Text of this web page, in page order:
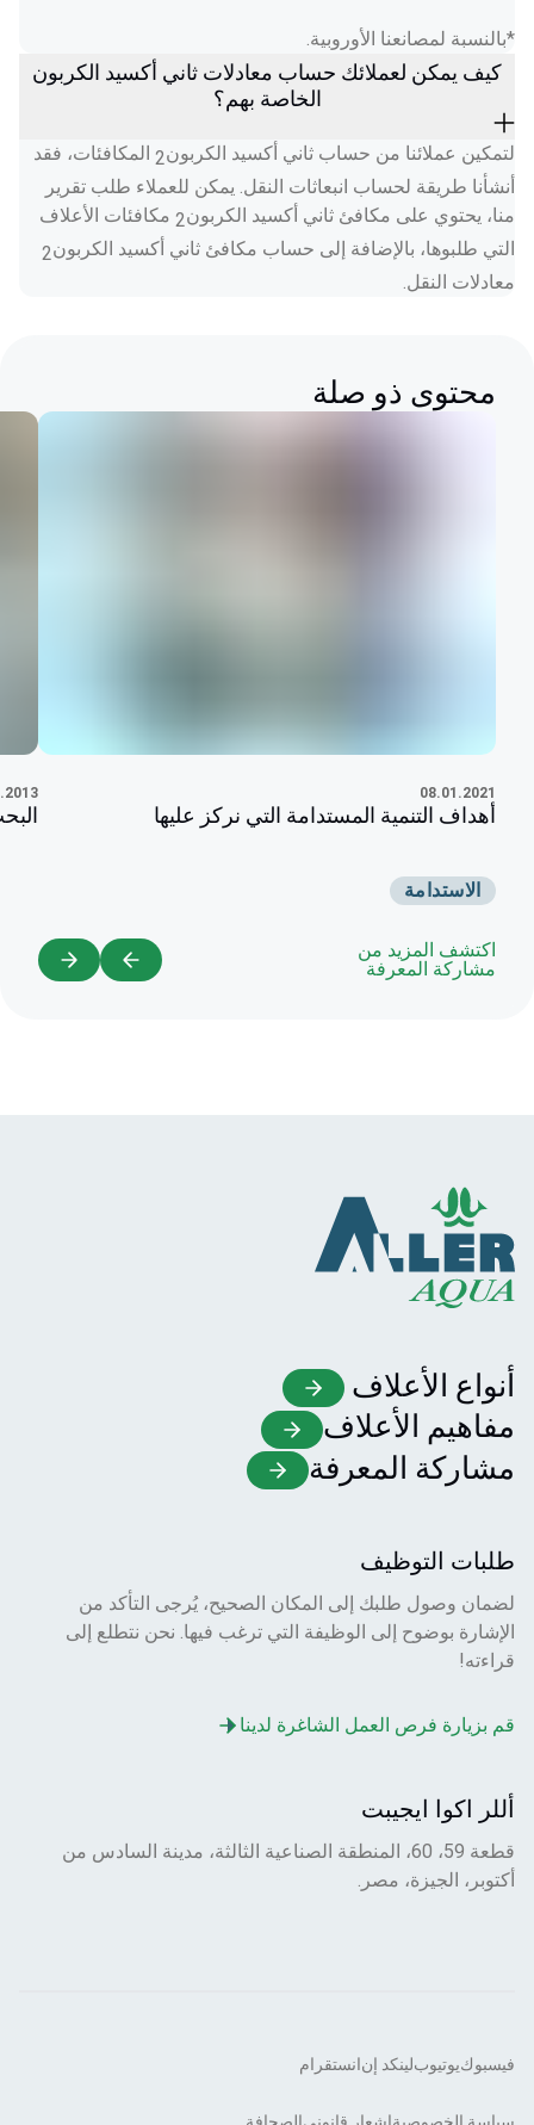
*بالنسبة لمصانعنا الأوروبية.
كيف يمكن لعملائك حساب معادلات ثاني أكسيد الكربون
الخاصة بهم؟
لتمكين عملائنا من حساب ثاني أكسيد الكربون2 المكافئات، فقد
أنشأنا طريقة لحساب انبعاثات النقل. يمكن للعملاء طلب تقرير
منا، يحتوي على مكافئ ثاني أكسيد الكربون2 مكافئات الأعلاف
التي طلبوها، بالإضافة إلى حساب مكافئ ثاني أكسيد الكربون2
معادلات النقل.
محتوى ذو صلة
08.01.2021
أهداف التنمية المستدامة التي نركز عليها
الاستدامة
اكتشف المزيد من
مشاركة المعرفة
أنواع الأعلاف
مفاهيم الأعلاف
مشاركة المعرفة
طلبات التوظيف
لضمان وصول طلبك إلى المكان الصحيح، يُرجى التأكد من
الإشارة بوضوح إلى الوظيفة التي ترغب فيها. نحن نتطلع إلى
قراءته!
قم بزيارة فرص العمل الشاغرة لدينا
أللر اكوا ايجيبت
قطعة 59، 60، المنطقة الصناعية الثالثة، مدينة السادس من
أكتوبر، الجيزة، مصر.
فيسبوكيوتيوبلينكد إنانستقرام
سياسة الخصوصيةإشعار قانونيالصحافة